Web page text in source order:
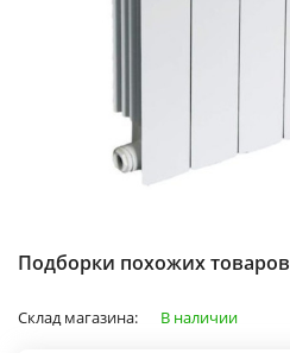
Подборки похожих товаров
Склад магазина: В наличии